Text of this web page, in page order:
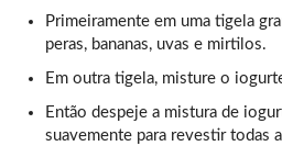
Primeiramente em uma tigela
peras, bananas, uvas e mirtilos.
Em outra tigela, misture o
Então despeje a mistura de
suavemente para revestir todas